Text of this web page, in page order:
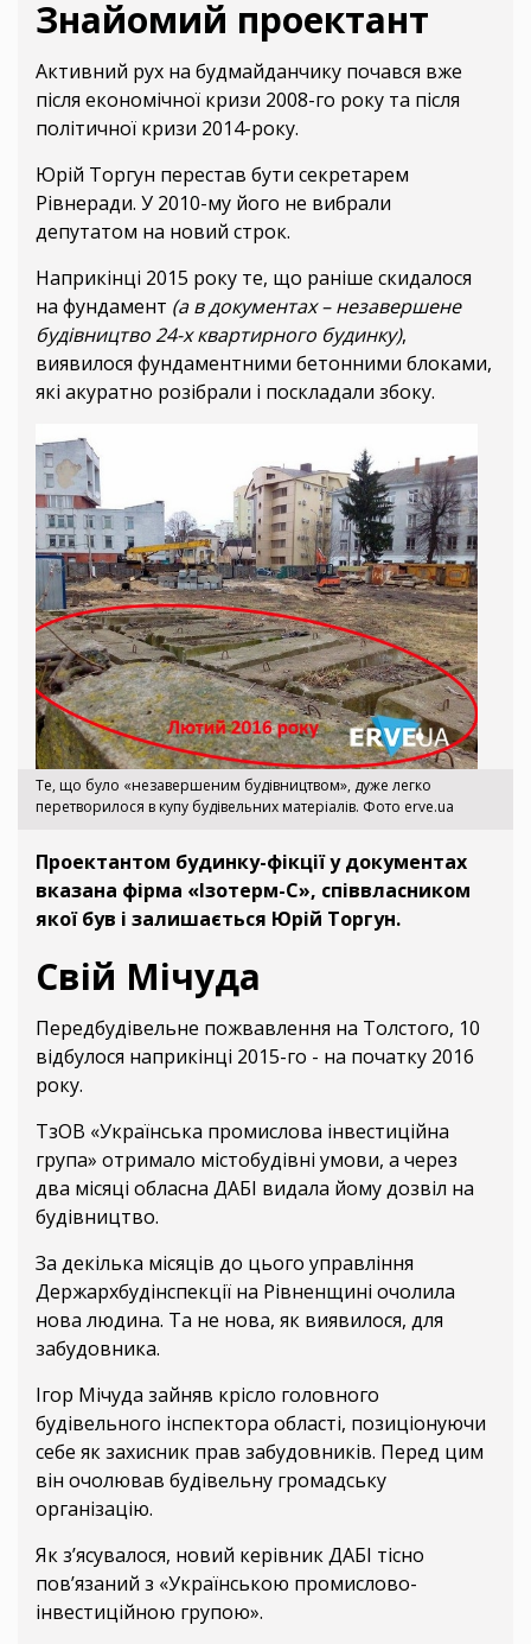
Знайомий проектант
Активний рух на будмайданчику почався вже
після економічної кризи 2008-го року та після
політичної кризи 2014-року.
Юрій Торгун перестав бути секретарем
Рівнеради. У 2010-му його не вибрали
депутатом на новий строк.
Наприкінці 2015 року те, що раніше скидалося
на фундамент (а в документах – незавершене
будівництво 24-х квартирного будинку),
виявилося фундаментними бетонними блоками,
які акуратно розібрали і поскладали збоку.
Те, що було «незавершеним будівництвом», дуже легко
перетворилося в купу будівельних матеріалів. Фото erve.ua
Проектантом будинку-фікції у документах
вказана фірма «Ізотерм-С», співвласником
якої був і залишається Юрій Торгун.
Свій Мічуда
Передбудівельне пожвавлення на Толстого, 10
відбулося наприкінці 2015-го - на початку 2016
року.
ТзОВ «Українська промислова інвестиційна
група» отримало містобудівні умови, а через
два місяці обласна ДАБІ видала йому дозвіл на
будівництво.
За декілька місяців до цього управління
Держархбудінспекції на Рівненщині очолила
нова людина. Та не нова, як виявилося, для
забудовника.
Ігор Мічуда зайняв крісло головного
будівельного інспектора області, позиціонуючи
себе як захисник прав забудовників. Перед цим
він очолював будівельну громадську
організацію.
Як з’ясувалося, новий керівник ДАБІ тісно
пов’язаний з «Українською промислово-
інвестиційною групою».